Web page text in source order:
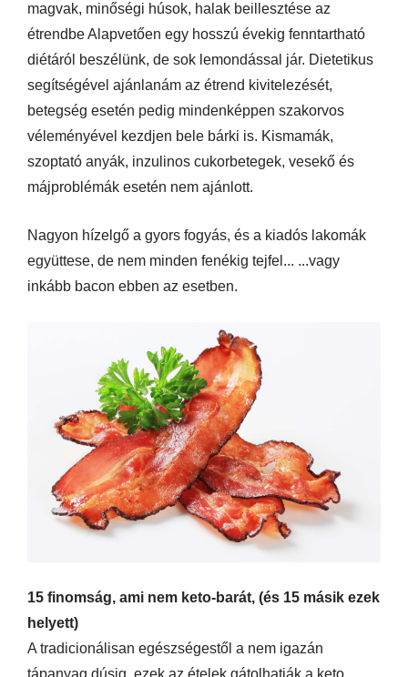
magvak, minőségi húsok, halak beillesztése az
étrendbe Alapvetően egy hosszú évekig fenntartható
diétáról beszélünk, de sok lemondással jár. Dietetikus
segítségével ajánlanám az étrend kivitelezését,
betegség esetén pedig mindenképpen szakorvos
véleményével kezdjen bele bárki is. Kismamák,
szoptató anyák, inzulinos cukorbetegek, vesekő és
májproblémák esetén nem ajánlott.
Nagyon hízelgő a gyors fogyás, és a kiadós lakomák
együttese, de nem minden fenékig tejfel... ...vagy
inkább bacon ebben az esetben.
15 finomság, ami nem keto-barát, (és 15 másik ezek
helyett)
A tradicionálisan egészségestől a nem igazán